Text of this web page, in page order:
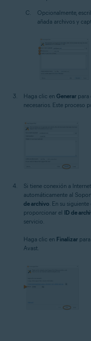
Opcionalmente,
añada archivos y
Haga clic en Generar para
necesarios. Este proceso
Si tiene conexión a
automáticamente al
de archivo . En su
proporcionar el ID de
servicio.
Haga clic en Finalizar
Avast.